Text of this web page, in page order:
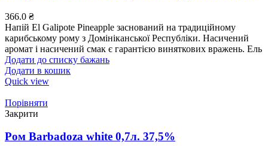
366.0 ₴
Напій El Galipote Pineapple заснований на традиційному
карибському рому з Домініканської Республіки. Насичений
аромат і насичений смак є гарантією виняткових вражень. Ель
Додати до списку бажань
Додати в кошик
Quick view
Порівняти
Закрити
Ром Barbadoza white 0,7л. 37,5%